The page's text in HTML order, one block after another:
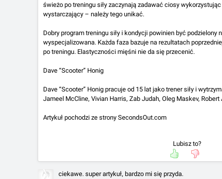
świeżo po treningu siły zaczynają zadawać ciosy
wystarczający – należy tego unikać.
Dobry program treningu siły i kondycji powinien być podzielony
wyspecjalizowana. Każda faza bazuje na rezultatach
po treningu. Elastyczności mięśni nie da się przecenić.
Dave “Scooter” Honig
Dave “Scooter” Honig pracuje od 15 lat jako trener siły i
Jameel McCline, Vivian Harris, Zab Judah, Oleg Maskev,
Artykuł pochodzi ze strony SecondsOut.com
Lubisz to?
ciekawe. super artykuł, bardzo mi się przyda.